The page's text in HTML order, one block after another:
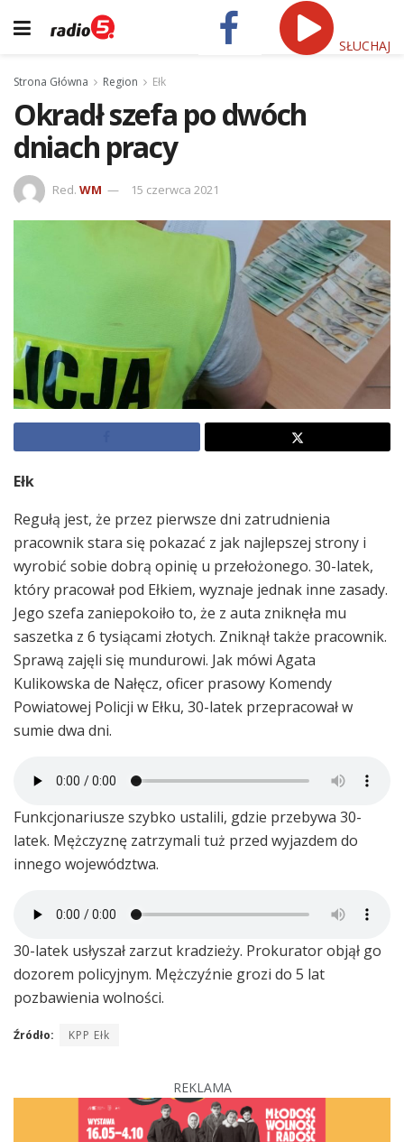
SŁUCHAJ
Strona Główna Region Ełk
Okradł szefa po dwóch
dniach pracy
Red. WM 15 czerwca 2021
Ełk
Regułą jest, że przez pierwsze dni zatrudnienia
pracownik stara się pokazać z jak najlepszej strony i
wyrobić sobie dobrą opinię u przełożonego. 30-latek,
który pracował pod Ełkiem, wyznaje jednak inne zasady.
Jego szefa zaniepokoiło to, że z auta zniknęła mu
saszetka z 6 tysiącami złotych. Zniknął także pracownik.
Sprawą zajęli się mundurowi. Jak mówi Agata
Kulikowska de Nałęcz, oficer prasowy Komendy
Powiatowej Policji w Ełku, 30-latek przepracował w
sumie dwa dni.
Funkcjonariusze szybko ustalili, gdzie przebywa 30-
latek. Mężczyznę zatrzymali tuż przed wyjazdem do
innego województwa.
30-latek usłyszał zarzut kradzieży. Prokurator objął go
dozorem policyjnym. Mężczyźnie grozi do 5 lat
pozbawienia wolności.
Źródło: KPP Ełk
REKLAMA